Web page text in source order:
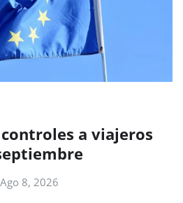
a viajeros
Ago 8, 2026